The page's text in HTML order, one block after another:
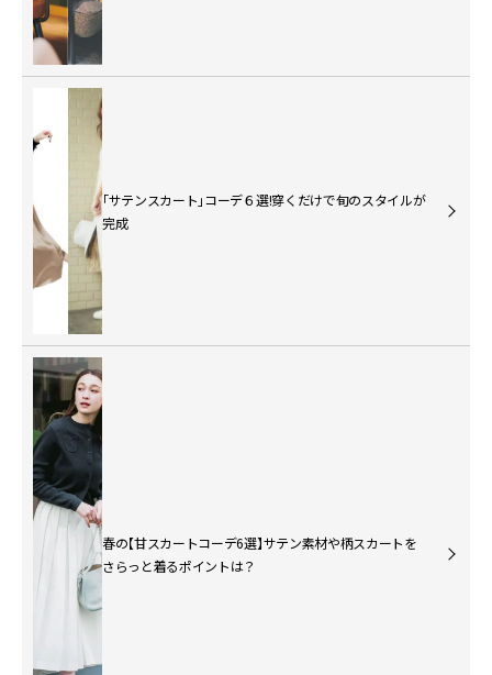
「サテンスカート」コーデ６選!穿くだけで旬のスタイルが
完成
春の【甘スカートコーデ6選】サテン素材や柄スカートを
さらっと着るポイントは？